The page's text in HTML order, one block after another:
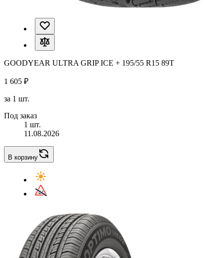
GOODYEAR ULTRA GRIP ICE + 195/55 R15 89T
1 605 ₽
за 1 шт.
Под заказ
1 шт.
11.08.2026
В корзину